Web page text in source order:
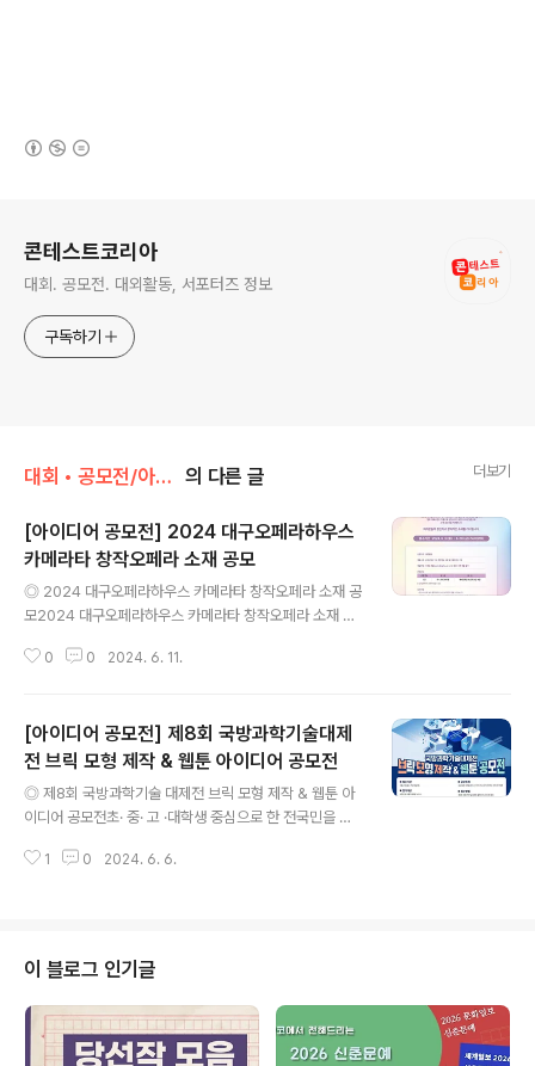
콘테스트코리아
대회. 공모전. 대외활동, 서포터즈 정보
구독하기
대회 • 공모전/아이디어 • 제안 의 다른 글 더보기
[아이디어 공모전] 2024 대구오페라하우스
카메라타 창작오페라 소재 공모
◎ 2024 대구오페라하우스 카메라타 창작오페라 소재 공
모2024 대구오페라하우스 카메라타 창작오페라 소재 공
(월) ~ 6. 28.(금) 24:00까지 ◎ 제출서류첨부파일 내 소
접수는 불가합니다.※ 제출 서류의 날인/서명 부분은 전자
서명도 가능합니다.2. 지원신청서 내 글자는 아래의 기준
을 참고하되, 필요할 경우 수정 가능합니다.- 한글파일(hw
p)기준 : 맑은고딕 10pt, 줄간격 160%- [붙임1]과 [붙임
을 하나의 문서 파일로 작성하여 파일명 작성 확인..
0 0 2024. 6. 11.
[아이디어 공모전] 제8회 국방과학기술대제
전 브릭 모형 제작 & 웹툰 아이디어 공모전
◎ 제8회 국방과학기술 대제전 브릭 모형 제작 & 웹툰 아
이디어 공모전초· 중· 고 ·대학생 중심으로 한 전국민을 대
이디어 공모전 개최 및 시상 ◎ 참가 대상국방과학기술에
계 ◎ 공모 분야- 브릭 모형 제작- 웹툰 제작 ◎ 접수 기
간- 2024년 5월 27일(월) ~ 2024년 7월 18일(목) 18
시 마감 ◎ 수상자 특전 및 시상규모총 6명(팀) / 각 부문별
3명(팀)수상작은 제8회 국방과학기술대제전 홈페이지 게
재 및 행사장내 상상실현 아이디어 공모전 수상관 내 전시1
1 0 2024. 6. 6.
이 블로그 인기글